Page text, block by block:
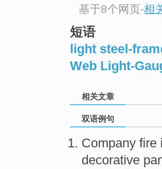
基于8个网页-相
短语
light steel-
Web Light-
相关文章
双语例句
Company fire
decorative